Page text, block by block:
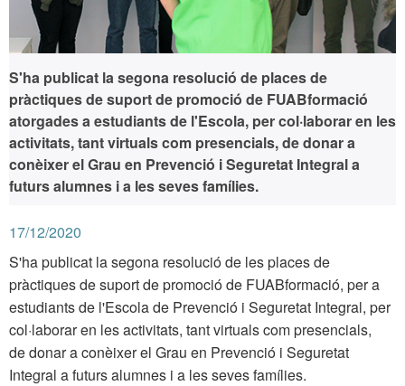
S'ha publicat la segona resolució de places de
pràctiques de suport de promoció de FUABformació
atorgades a estudiants de l'Escola, per col·laborar en les
activitats, tant virtuals com presencials, de donar a
conèixer el Grau en Prevenció i Seguretat Integral a
futurs alumnes i a les seves famílies.
17/12/2020
S'ha publicat la segona resolució de les places de
pràctiques de suport de promoció de FUABformació, per a
estudiants de l'Escola de Prevenció i Seguretat Integral, per
col·laborar en les activitats, tant virtuals com presencials,
de donar a conèixer el Grau en Prevenció i Seguretat
Integral a futurs alumnes i a les seves famílies.